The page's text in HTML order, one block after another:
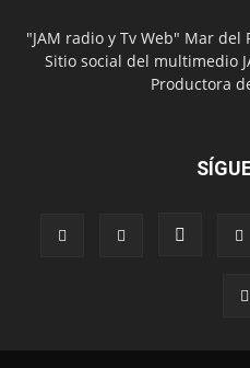
"JAM radio y Tv Web" Mar
Sitio social del multimedio
Productora